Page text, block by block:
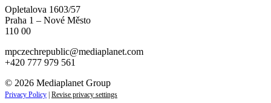
Opletalova 1603/57
Praha 1 – Nové Město
110 00
mpczechrepublic@mediaplanet.com
+420 777 979 561
© 2026 Mediaplanet Group
Privacy Policy Revise privacy settings